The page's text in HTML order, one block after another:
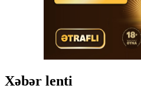
Xəbər lenti